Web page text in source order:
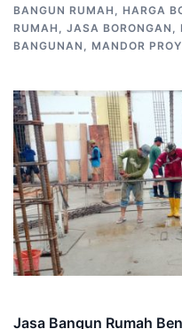
BANGUN RUMAH , HARGA
RUMAH , JASA BORONGAN ,
BANGUNAN , MANDOR
Jasa Bangun Rumah